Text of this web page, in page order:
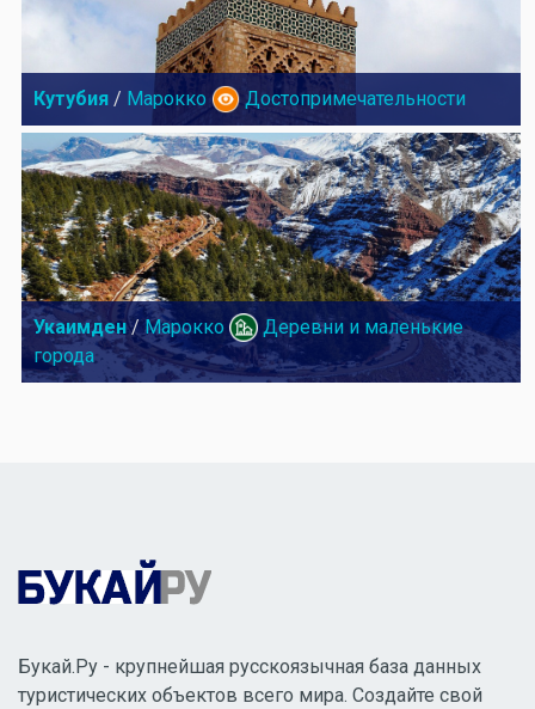
Кутубия / Марокко Достопримечательности
Укаимден/ Марокко
Деревни и маленькие
города
Букай.Ру - крупнейшая русскоязычная база данных
туристических объектов всего мира. Создайте свой